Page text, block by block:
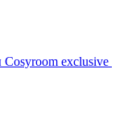
exclusive